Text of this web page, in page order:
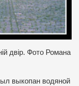
двір. Фото Романа
выкопан водяной